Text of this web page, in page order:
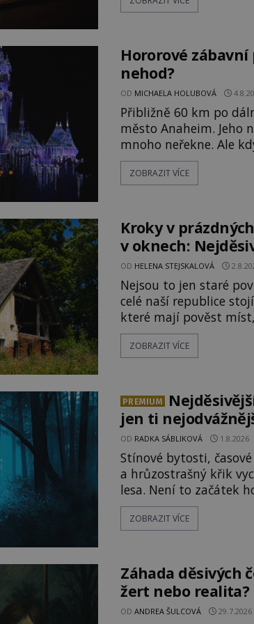
Tímto momentem se
Hororové
nehod?
OD MICHAELA HOLUBOVÁ
Přibližně 60 km po
město Anaheim. Jeho
mnoho neřekne. Ale
Disneyland, je hned jasno. Zábavní park
na poklidném místě
lidí ročně. A ač je
ZOBRAZIT VÍCE
Kroky v
v oknech:
budí hrůzu
OD HELENA STEJSKALOVÁ
Nejsou to jen staré
celé naší republice
které mají pověst
ozývají nevysvětlitelné
podivné jevy. Zatímco historici většinou hledají
svědectví po celé
se svědectví ud
ZOBRAZIT VÍCE
PREMIUM
Nejděsivější
jen ti
OD RADKA SÁBLIKOVÁ 1.8.2026
Stínové bytosti,
a hrůzostrašný křik
lesa. Není to začátek
události, které popisují
jsou označovány jako
ZOBRAZIT VÍCE
Záhada děsivých
žert nebo realita?
ODANDREA ŠULCOVÁ 29.7.2026